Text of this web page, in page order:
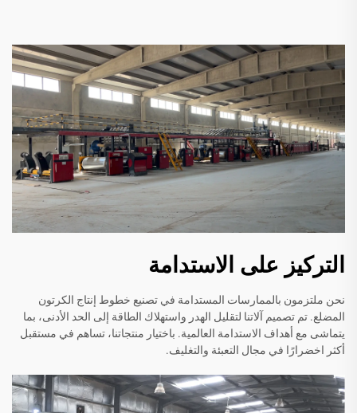
التركيز على الاستدامة
نحن ملتزمون بالممارسات المستدامة في تصنيع خطوط إنتاج الكرتون
المضلع. تم تصميم آلاتنا لتقليل الهدر واستهلاك الطاقة إلى الحد الأدنى، بما
يتماشى مع أهداف الاستدامة العالمية. باختيار منتجاتنا، تساهم في مستقبل
أكثر اخضرارًا في مجال التعبئة والتغليف.